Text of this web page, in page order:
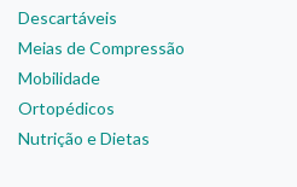
Descartáveis
Meias de Compressão
Mobilidade
Ortopédicos
Nutrição e Dietas